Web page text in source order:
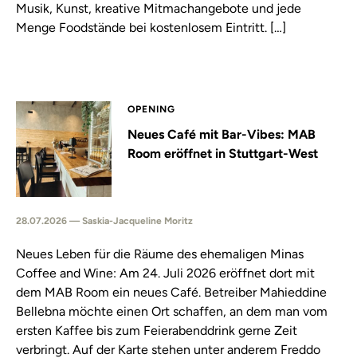
Musik, Kunst, kreative Mitmachangebote und jede
Menge Foodstände bei kostenlosem Eintritt. […]
OPENING
Neues Café mit Bar-Vibes: MAB
Room eröffnet in Stuttgart-West
28.07.2026 — Saskia-Jacqueline Moritz
Neues Leben für die Räume des ehemaligen Minas
Coffee and Wine: Am 24. Juli 2026 eröffnet dort mit
dem MAB Room ein neues Café. Betreiber Mahieddine
Bellebna möchte einen Ort schaffen, an dem man vom
ersten Kaffee bis zum Feierabenddrink gerne Zeit
verbringt. Auf der Karte stehen unter anderem Freddo